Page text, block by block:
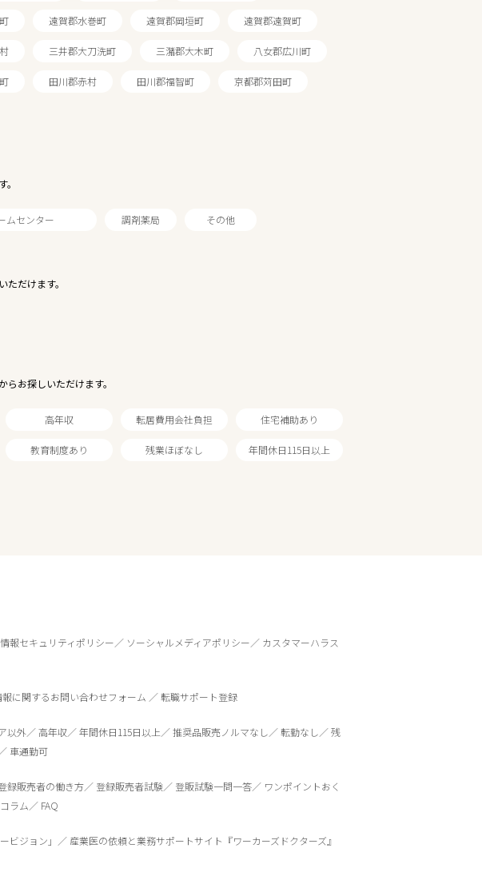
遠賀郡水巻町 遠賀郡岡垣町 遠賀郡遠賀町
三井郡大刀洗町 三潴郡大木町 八女郡広川町
田川郡赤村 田川郡福智町 京都郡苅田町
ムセンター 調剤薬局 その他
だけます。
お探しいただけます。
高年収 転居費用会社負担 住宅補助あり
教育制度あり 残業ほぼなし 年間休日115日以上
情報セキュリティポリシー ソーシャルメディアポリシー
カスタマーハラス
に関するお問い合わせフォーム 転職サポート登録
以外 高年収 年間休日115日以上 推奨品販売ノルマなし 転勤なし
残
車通勤可
録販売者の働き方 登録販売者試験 登販試験一問一答
ワンポイントおく
ラム FAQ
ビジョン」
産業医の依頼と業務サポートサイト『ワーカーズドクターズ』